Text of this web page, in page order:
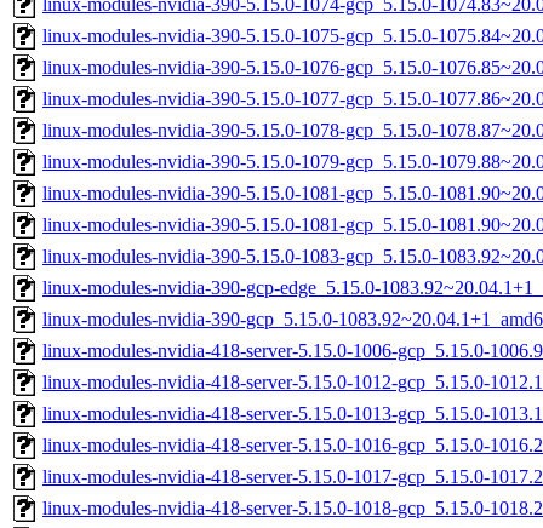
linux-modules-nvidia-390-5.15.0-1074-gcp_5.15.0-
linux-modules-nvidia-390-5.15.0-1075-gcp_5.15.0-
linux-modules-nvidia-390-5.15.0-1076-gcp_5.15.0-
linux-modules-nvidia-390-5.15.0-1077-gcp_5.15.0-
linux-modules-nvidia-390-5.15.0-1078-gcp_5.15.0-
linux-modules-nvidia-390-5.15.0-1079-gcp_5.15.0-
linux-modules-nvidia-390-5.15.0-1081-gcp_5.15.0-
linux-modules-nvidia-390-5.15.0-1081-gcp_5.15.0-
linux-modules-nvidia-390-5.15.0-1083-gcp_5.15.0-
linux-modules-nvidia-390-gcp-edge_5.15.0-
linux-modules-nvidia-390-gcp_5.15.0-
linux-modules-nvidia-418-server-5.15.0-1006-gcp_5.15.0-
linux-modules-nvidia-418-server-5.15.0-1012-gcp_5.15.0-
linux-modules-nvidia-418-server-5.15.0-1013-gcp_5.15.0-
linux-modules-nvidia-418-server-5.15.0-1016-gcp_5.15.0-
linux-modules-nvidia-418-server-5.15.0-1017-gcp_5.15.0-
linux-modules-nvidia-418-server-5.15.0-1018-gcp_5.15.0-